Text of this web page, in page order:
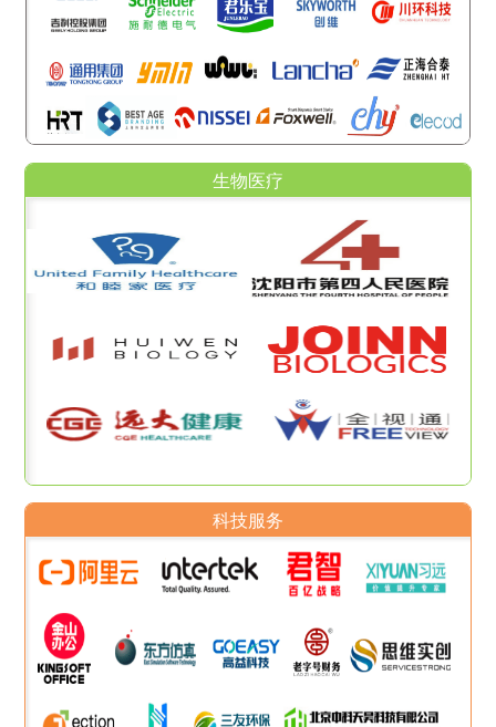
生物医疗
科技服务